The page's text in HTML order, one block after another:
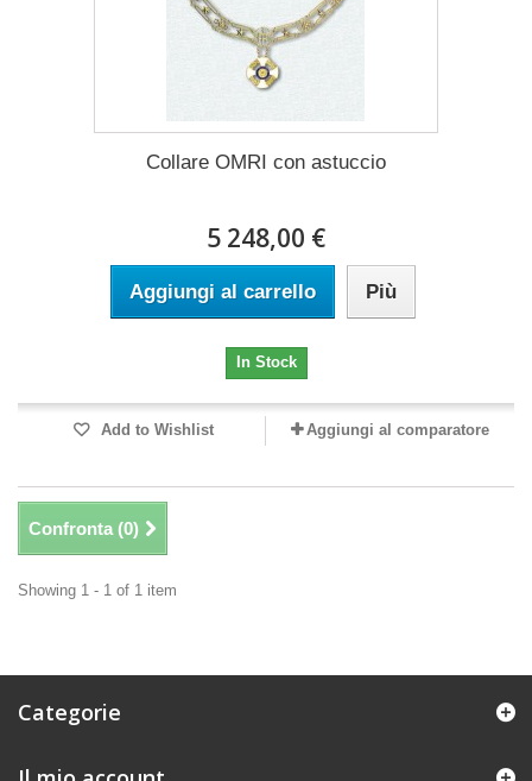
Collare OMRI con astuccio
5 248,00 €
Aggiungi al carrello Più
In Stock
Add to Wishlist Aggiungi al comparatore
Confronta (0)
Showing 1 - 1 of 1 item
Categorie